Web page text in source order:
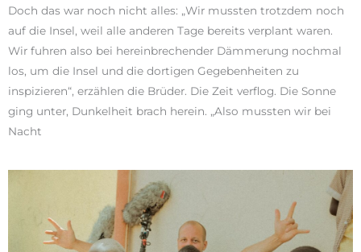
Doch das war noch nicht alles: „Wir mussten trotzdem noch
auf die Insel, weil alle anderen Tage bereits verplant waren.
Wir fuhren also bei hereinbrechender Dämmerung nochmal
los, um die Insel und die dortigen Gegebenheiten zu
inspizieren“, erzählen die Brüder. Die Zeit verflog. Die Sonne
ging unter, Dunkelheit brach herein. „Also mussten wir bei
Nacht